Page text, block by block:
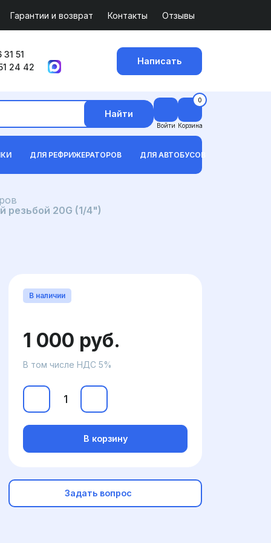
Гарантии и возврат Контакты Отзывы
51
24 42
Написать
Найти
Войти
0
Корзина
ДЛЯ РЕФРИЖЕРАТОРОВ ДЛЯ АВТОБУСОВ
резьбой 20G (1/4")
В наличии
1 000 руб.
В том числе НДС 5%
В корзину
Задать вопрос